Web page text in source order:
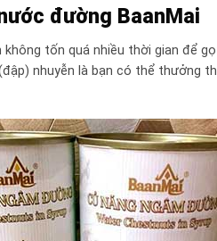
đường BaanMai
tốn quá nhiều thời gian để
nhuyễn là bạn có thể thưởng